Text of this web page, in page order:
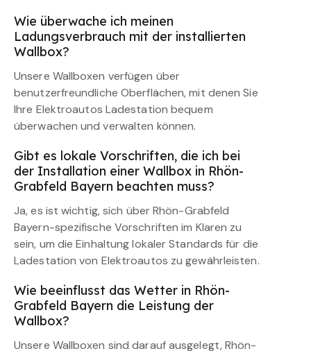
Wie überwache ich meinen
Ladungsverbrauch mit der installierten
Wallbox?
Unsere Wallboxen verfügen über
benutzerfreundliche Oberflächen, mit denen Sie
Ihre Elektroautos Ladestation bequem
überwachen und verwalten können.
Gibt es lokale Vorschriften, die ich bei
der Installation einer Wallbox in Rhön-
Grabfeld Bayern beachten muss?
Ja, es ist wichtig, sich über Rhön-Grabfeld
Bayern-spezifische Vorschriften im Klaren zu
sein, um die Einhaltung lokaler Standards für die
Ladestation von Elektroautos zu gewährleisten.
Wie beeinflusst das Wetter in Rhön-
Grabfeld Bayern die Leistung der
Wallbox?
Unsere Wallboxen sind darauf ausgelegt, Rhön-